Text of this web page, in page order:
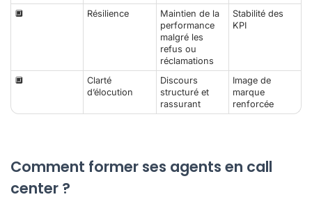
🔲
Résilience
Maintien de la
performance
malgré les
refus ou
réclamations
Stabilité des
KPI
🔲
Clarté
d’élocution
Discours
structuré et
rassurant
Image de
marque
renforcée
Comment former ses agents en call
center ?